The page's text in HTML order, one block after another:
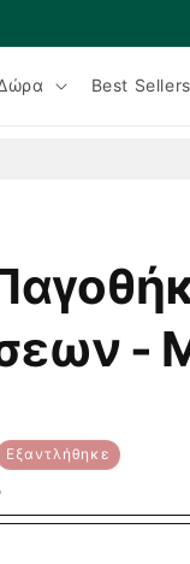
Best Sellers
-
Εξαντλήθηκε